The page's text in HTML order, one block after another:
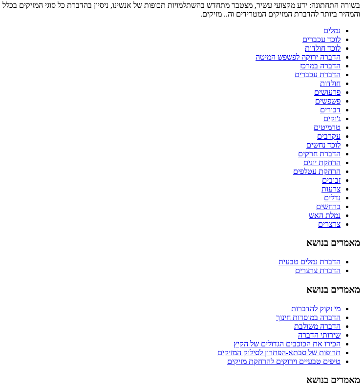
בשורה התחתונה: ידע מקצועי עשיר, מצטבר מתחדש בהשתלמויות תכופות של אנשינו, ניסיון בהדברת כל סוגי המזיקים
והמהיר ביותר להדברת המזיקים המטרידים וה.. מזיקים.
נמלים
לוכד עכברים
לוכד חולדות
הדברה ירוקה לפשפש המיטה
הדברה במרכז
הדברת עכברים
חולדות
פרעושים
פשפשים
דבורים
ג'וקים
טרמיטים
עקרבים
לוכד נחשים
הדברת חרקים
הרחקת יונים
הרחקת עטלפים
זבובים
צרעות
נדלים
ברחשים
נמלת האש
צרצרים
מאמרים בנושא
הדברת נמלים טבעית
הדברת צרצרים
מאמרים בנושא
מי זקוק להדברות
הדברה במוסדות חינוך
הדברה משולבת
שירותי הדברה
הכירו את הכוכבים הגדולים של הקיץ
תרופות של סבתא-הפתרון לסילוק המזיקים
טיפים טבעיים וירוקים להרחקת מזיקים
מאמרים בנושא